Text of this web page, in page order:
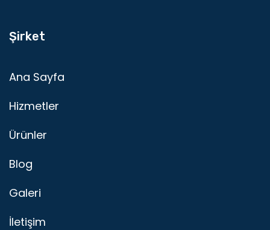
Şirket
Ana Sayfa
Hizmetler
Ürünler
Blog
Galeri
İletişim